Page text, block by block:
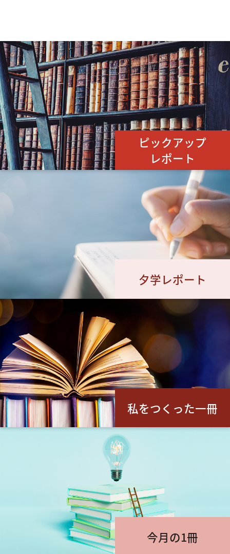
ピックアップ
レポート
夕学レポート
私をつくった一冊
今月の1冊